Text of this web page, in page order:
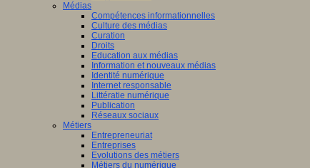
Médias
Compétences informationnelles
Culture des médias
Curation
Droits
Education aux médias
Information et nouveaux médias
Identité numérique
Internet responsable
Littératie numérique
Publication
Réseaux sociaux
Métiers
Entrepreneuriat
Entreprises
Evolutions des métiers
Métiers du numérique